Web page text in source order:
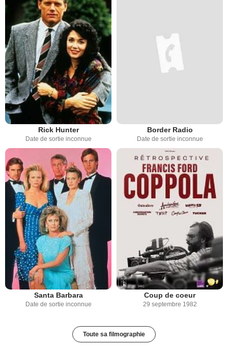
Rick Hunter
Date de sortie inconnue
Border Radio
Date de sortie inconnue
Santa Barbara
Date de sortie inconnue
Coup de coeur
29 septembre 1982
Toute sa filmographie